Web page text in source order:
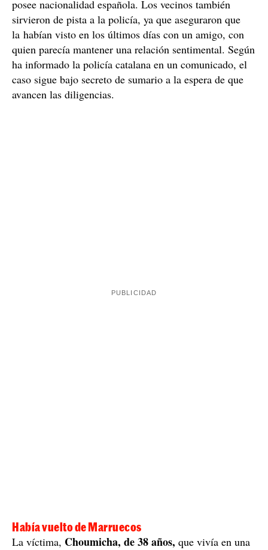
posee nacionalidad española. Los vecinos también
sirvieron de pista a la policía, ya que aseguraron que
la habían visto en los últimos días con un amigo, con
quien parecía mantener una relación sentimental. Según
ha informado la policía catalana en un comunicado, el
caso sigue bajo secreto de sumario a la espera de que
avancen las diligencias.
Había vuelto de Marruecos
La víctima, Choumicha, de 38 años, que vivía en una